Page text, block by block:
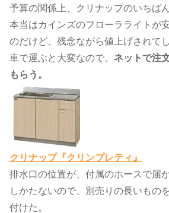
予算の関係上、クリナップのいちば
本当はカインズのフローラライトが
のだけど、残念ながら値上げされて
車で運ぶと大変なので、 ネットで注
もらう。
クリナップ『クリンプレティ』
排水口の位置が、付属のホースで届か
しかたないので、別売りの長いもの
付けた。